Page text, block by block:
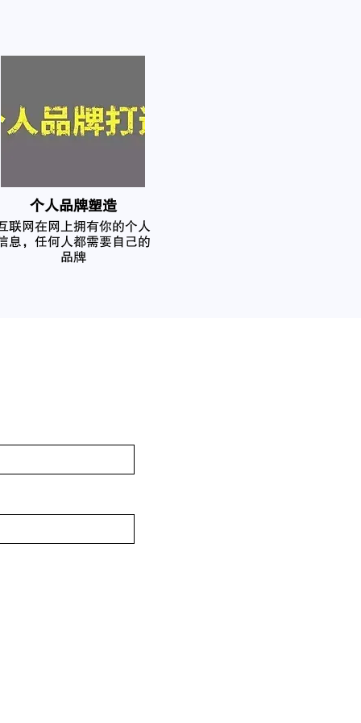
个人品牌塑造
联网在网上拥有你的个人
息，任何人都需要自己的
品牌